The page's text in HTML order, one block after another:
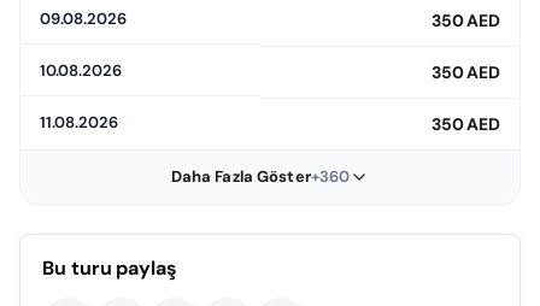
09.08.2026 350 AED
10.08.2026 350 AED
11.08.2026 350 AED
Daha Fazla Göster+360
Bu turu paylaş